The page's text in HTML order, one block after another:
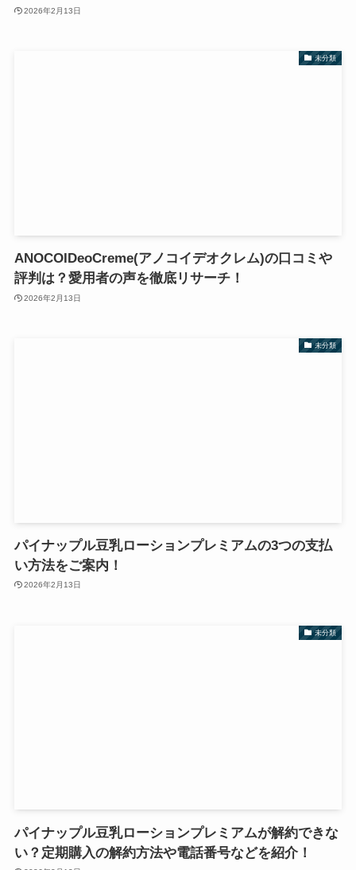
2026年2月13日
未分類
ANOCOIDeoCreme(アノコイデオクレム)の口コミや
評判は？愛用者の声を徹底リサーチ！
2026年2月13日
未分類
パイナップル豆乳ローションプレミアムの3つの支払
い方法をご案内！
2026年2月13日
未分類
パイナップル豆乳ローションプレミアムが解約できな
い？定期購入の解約方法や電話番号などを紹介！